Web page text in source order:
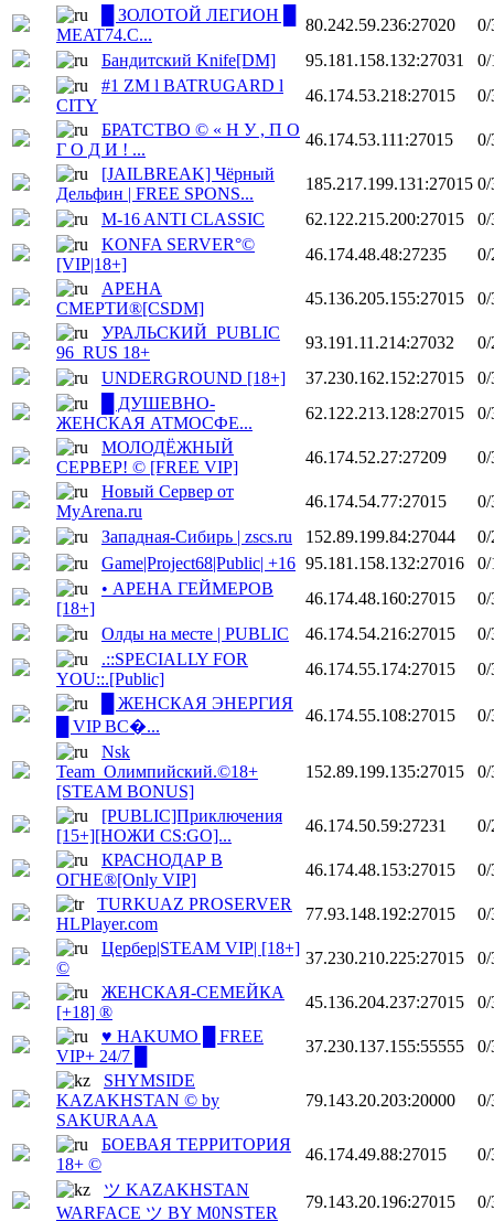
█ ЗОЛОТОЙ ЛЕГИОН █
MEAT74.C...
80.242.59.236:27020
0/
Бандитский Knife[DM]
95.181.158.132:27031
0/
#1 ZM l BATRUGARD l
CITY
46.174.53.218:27015
0/
БРАТСТВО © « Н У , П О
Г О Д И ! ...
46.174.53.111:27015
0/
[JAILBREAK] Чёрный
Дельфин | FREE SPONS...
185.217.199.131:27015 0/
M-16 ANTI CLASSIC
62.122.215.200:27015
0/
KONFA SERVER°©
[VIP|18+]
46.174.48.48:27235
0/
АРЕНА
СМЕРТИ®[CSDM]
45.136.205.155:27015
0/
УРАЛЬСКИЙ_PUBLIC
96_RUS 18+
93.191.11.214:27032
0/
UNDERGROUND [18+]
37.230.162.152:27015
0/
█ ДУШЕВНО-
ЖЕНСКАЯ АТМОСФЕ...
62.122.213.128:27015
0/
МОЛОДЁЖНЫЙ
СЕРВЕР! © [FREE VIP]
46.174.52.27:27209
0/
Новый Сервер от
MyArena.ru
46.174.54.77:27015
0/
Западная-Сибирь | zscs.ru
152.89.199.84:27044
0/
Game|Project68|Public| +16 95.181.158.132:27016
0/
• АРЕНА ГЕЙМЕРОВ
[18+]
46.174.48.160:27015
0/
Олды на месте | PUBLIC
46.174.54.216:27015
0/
.::SPECIALLY FOR
YOU::.[Public]
46.174.55.174:27015
0/
█ ЖЕНСКАЯ ЭНЕРГИЯ
█ VIP ВС�...
46.174.55.108:27015
0/
Nsk
Team_Олимпийский.©18+
[STEAM BONUS]
152.89.199.135:27015 0/
[PUBLIC]Приключения
[15+][НОЖИ CS:GO]...
46.174.50.59:27231
0/
КРАСНОДАР В
ОГНЕ®[Only VIP]
46.174.48.153:27015
0/
TURKUAZ PROSERVER
HLPlayer.com
77.93.148.192:27015
0/
Цербер|STEAM VIP| [18+]
©
37.230.210.225:27015
0/
ЖЕНСКАЯ-СЕМЕЙКА
[+18] ®
45.136.204.237:27015
0/
♥ HAKUMO █ FREE
VIP+ 24/7 █
37.230.137.155:55555
0/
SHYMSIDE
KAZAKHSTAN © by
SAKURAAA
79.143.20.203:20000 0/
БОЕВАЯ ТЕРРИТОРИЯ
18+ ©
46.174.49.88:27015
0/
ツ KAZAKHSTAN
WARFACE ツ BY M0NSTER
79.143.20.196:27015 0/